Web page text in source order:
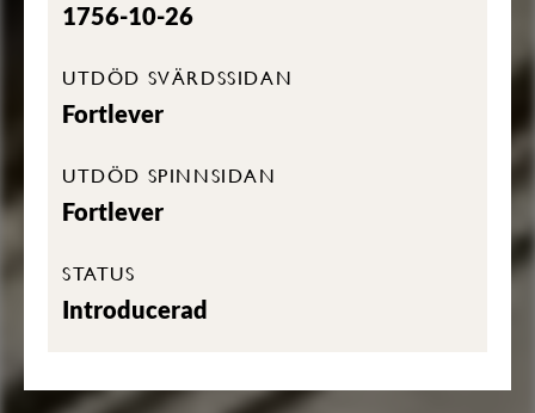
1756-10-26
UTDÖD SVÄRDSSIDAN
Fortlever
UTDÖD SPINNSIDAN
Fortlever
STATUS
Introducerad